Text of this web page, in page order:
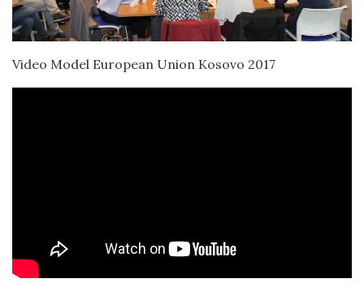
Video Model European Union Kosovo 2017